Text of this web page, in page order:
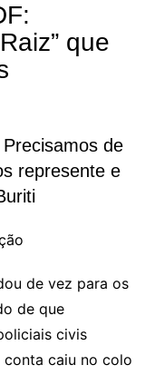
que
de
represente e
de vez para os
de que
civis
caiu no colo